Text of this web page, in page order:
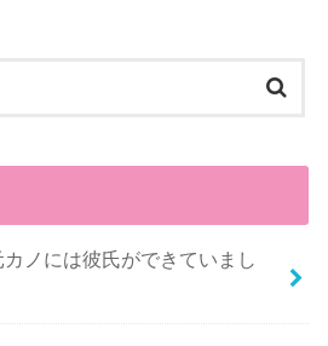
ノには彼氏ができていまし